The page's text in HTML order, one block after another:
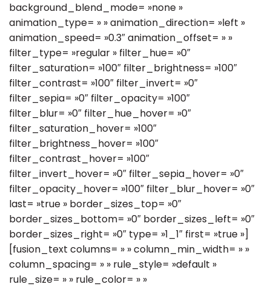
background_blend_mode= »none »
animation_type= » » animation_direction= »left »
animation_speed= »0.3″ animation_offset= » »
filter_type= »regular » filter_hue= »0″
filter_saturation= »100″ filter_brightness= »100″
filter_contrast= »100″ filter_invert= »0″
filter_sepia= »0″ filter_opacity= »100″
filter_blur= »0″ filter_hue_hover= »0″
filter_saturation_hover= »100″
filter_brightness_hover= »100″
filter_contrast_hover= »100″
filter_invert_hover= »0″ filter_sepia_hover= »0″
filter_opacity_hover= »100″ filter_blur_hover= »0″
last= »true » border_sizes_top= »0″
border_sizes_bottom= »0″ border_sizes_left= »0″
border_sizes_right= »0″ type= »1_1″ first= »true »]
[fusion_text columns= » » column_min_width= » »
column_spacing= » » rule_style= »default »
rule_size= » » rule_color= » »